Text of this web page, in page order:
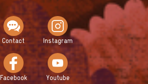
Contact Instagram
Facebook Youtube